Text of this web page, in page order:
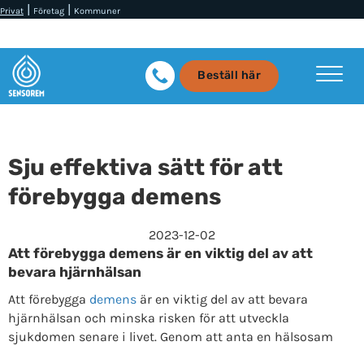
Privat | Företag | Kommuner
Beställ här
Sju effektiva sätt för att
förebygga demens
2023-12-02
Att förebygga demens är en viktig del av att
bevara hjärnhälsan
Att förebygga demensär en viktig del av att bevara
hjärnhälsan och minska risken för att utveckla
sjukdomen senare i livet. Genom att anta en hälsosam